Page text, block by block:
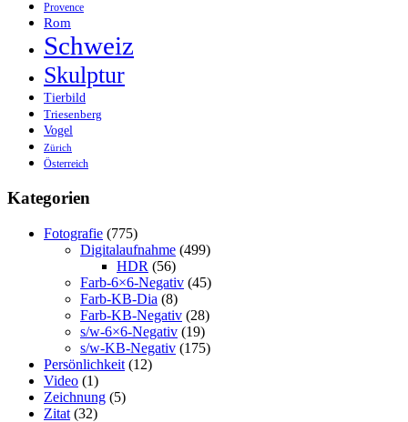
Provence
Rom
Schweiz
Skulptur
Tierbild
Triesenberg
Vogel
Zürich
Österreich
Kategorien
Fotografie (775)
Digitalaufnahme (499)
HDR (56)
Farb-6×6-Negativ (45)
Farb-KB-Dia (8)
Farb-KB-Negativ (28)
s/w-6×6-Negativ (19)
s/w-KB-Negativ (175)
Persönlichkeit (12)
Video (1)
Zeichnung (5)
Zitat (32)